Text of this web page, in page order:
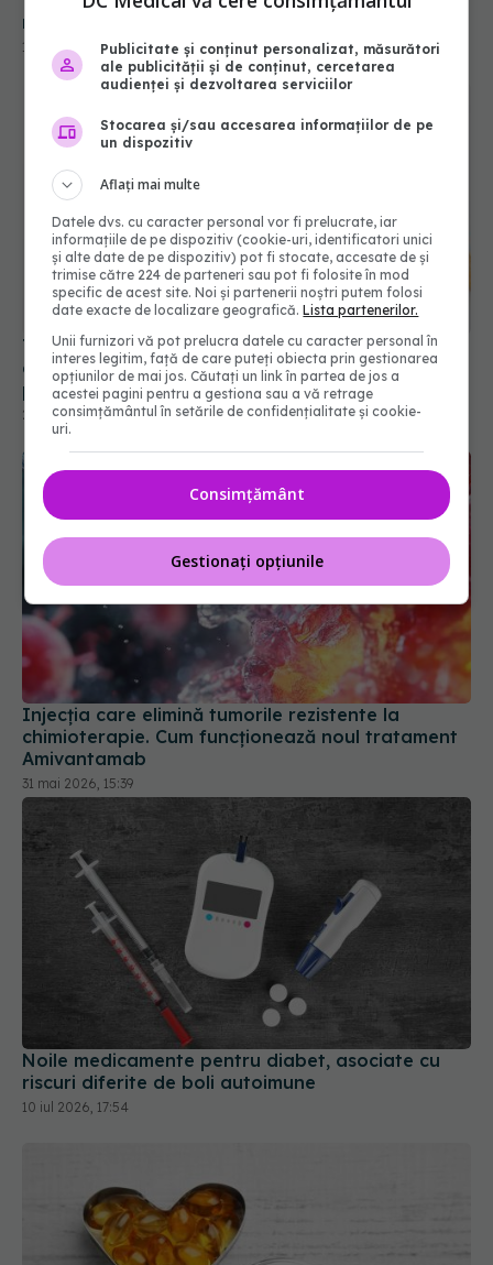
rezistența la medicamente
16 mar 2026, 12:18
Trei medicamente noi promit să reducă drastic
colesterolul. Așteaptă doar unda verde din
partea UE
27 iul 2026, 21:15
Injecția care elimină tumorile rezistente la
chimioterapie. Cum funcționează noul tratament
Amivantamab
31 mai 2026, 15:39
Noile medicamente pentru diabet, asociate cu
riscuri diferite de boli autoimune
10 iul 2026, 17:54
Publicitate și conținut personalizat, măsurători
ale publicității și de conținut, cercetarea
audienței și dezvoltarea serviciilor
Stocarea și/sau accesarea informațiilor de pe
un dispozitiv
Aflați mai multe
Datele dvs. cu caracter personal vor fi prelucrate, iar
informațiile de pe dispozitiv (cookie-uri, identificatori unici
și alte date de pe dispozitiv) pot fi stocate, accesate de și
trimise către 224 de parteneri sau pot fi folosite în mod
specific de acest site. Noi și partenerii noștri putem folosi
date exacte de localizare geografică.Lista partenerilor.
Unii furnizori vă pot prelucra datele cu caracter personal în
interes legitim, față de care puteți obiecta prin gestionarea
opțiunilor de mai jos. Căutați un link în partea de jos a
acestei pagini pentru a gestiona sau a vă retrage
consimțământul în setările de confidențialitate și cookie-
uri.
Consimțământ
Gestionați opțiunile